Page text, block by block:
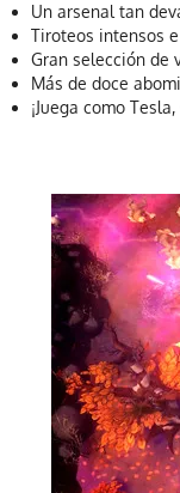
Un arsenal tan
Tiroteos intensos
Gran selección de
Más de doce
¡Juega como